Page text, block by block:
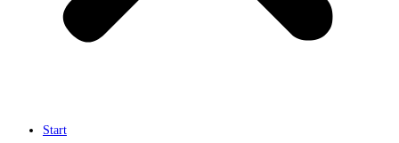
Start